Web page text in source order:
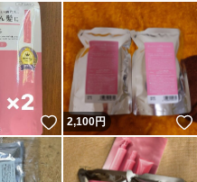
いいね！
2,100円